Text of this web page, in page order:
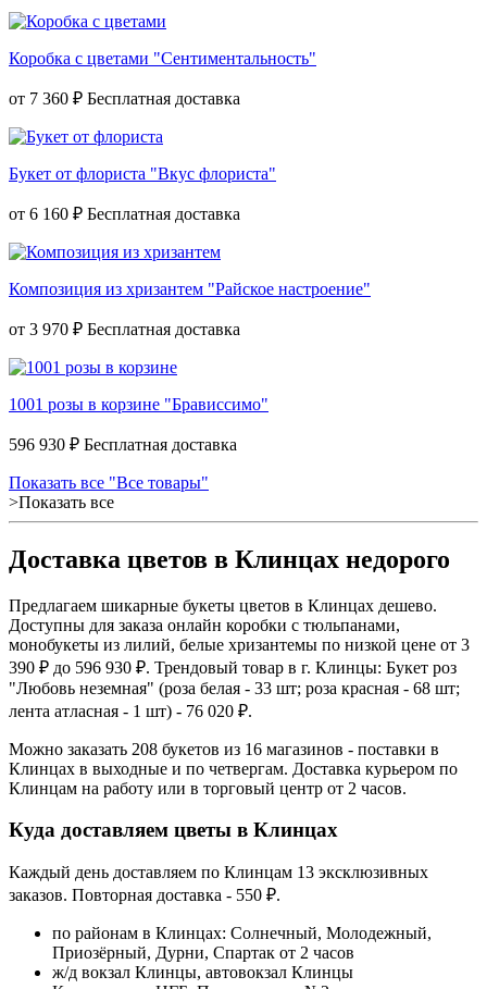
Коробка с цветами "Сентиментальность"
от 7 360 ₽
Букет от флориста "Вкус флориста"
от 6 160 ₽
Композиция из хризантем "Райское настроение"
от 3 970 ₽
1001 розы в корзине "Брависсимо"
596 930 ₽
Показать все "Все товары"
>Показать все
Доставка цветов в Клинцах недорого
Предлагаем шикарные букеты цветов в Клинцах дешево.
Доступны для заказа онлайн коробки с тюльпанами,
монобукеты из лилий, белые хризантемы по низкой цене от 3
390 ₽ до 596 930 ₽. Трендовый товар в г. Клинцы: Букет роз
"Любовь неземная" (роза белая - 33 шт; роза красная - 68 шт;
лента атласная - 1 шт) - 76 020 ₽.
Можно заказать 208 букетов из 16 магазинов - поставки в
Клинцах в выходные и по четвергам. Доставка курьером по
Клинцам на работу или в торговый центр от 2 часов.
Куда доставляем цветы в Клинцах
Каждый день доставляем по Клинцам 13 эксклюзивных
заказов. Повторная доставка - 550 ₽.
по районам в Клинцах: Солнечный, Молодежный,
Приозёрный, Дурни, Спартак от 2 часов
ж/д вокзал Клинцы, автовокзал Клинцы